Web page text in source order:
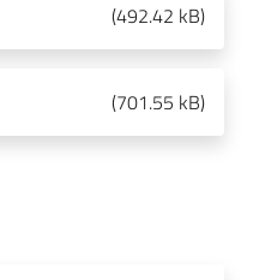
(492.42 kB)
(701.55 kB)